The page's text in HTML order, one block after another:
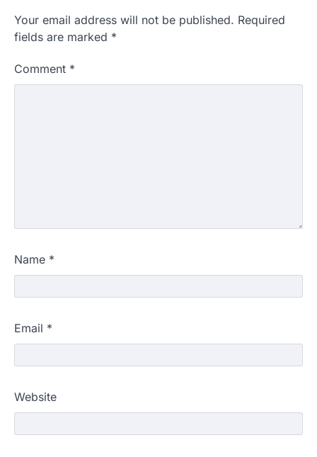
Your email address will not be published. Required
fields are marked *
Comment *
Name *
Email *
Website